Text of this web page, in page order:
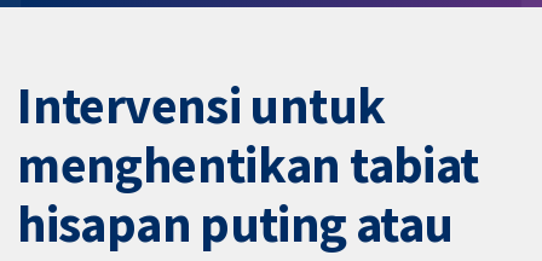
Intervensi untuk
menghentikan tabiat
hisapan puting atau